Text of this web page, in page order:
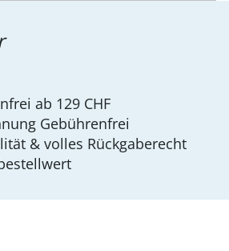
ab 129 CHF
Gebührenfrei
& volles Rückgaberecht